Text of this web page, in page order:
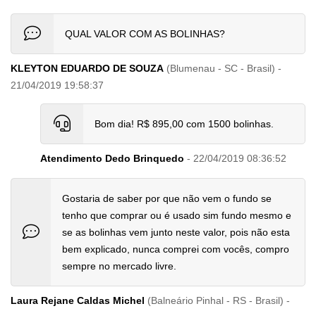
QUAL VALOR COM AS BOLINHAS?
KLEYTON EDUARDO DE SOUZA (Blumenau - SC - Brasil) -
21/04/2019 19:58:37
Bom dia! R$ 895,00 com 1500 bolinhas.
Atendimento Dedo Brinquedo - 22/04/2019 08:36:52
Gostaria de saber por que não vem o fundo se
tenho que comprar ou é usado sim fundo mesmo e
se as bolinhas vem junto neste valor, pois não esta
bem explicado, nunca comprei com vocês, compro
sempre no mercado livre.
Laura Rejane Caldas Michel (Balneário Pinhal - RS - Brasil) -